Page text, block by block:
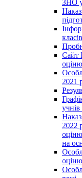
ЗНО у
класів
Сайт
2021
2022
на